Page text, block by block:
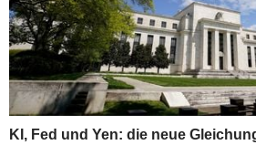
KI, Fed und Yen: die neue